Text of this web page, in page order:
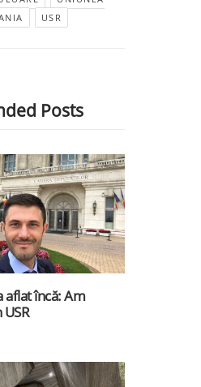
USR
Posts
aflat încă: Am